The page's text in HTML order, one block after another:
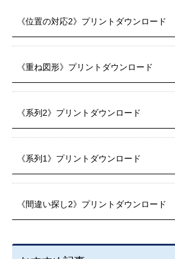
《位置の対応2》プリントダウンロード
《重ね図形》プリントダウンロード
《系列2》プリントダウンロード
《系列1》プリントダウンロード
《間違い探し2》プリントダウンロード